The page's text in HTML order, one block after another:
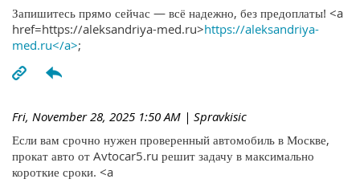
Запишитесь прямо сейчас — всё надежно, без предоплаты! <a
href=https://aleksandriya-med.ru>https://aleksandriya-
med.ru</a>;
Fri, November 28, 2025 1:50 AM | Spravkisic
Если вам срочно нужен проверенный автомобиль в Москве,
прокат авто от Avtocar5.ru решит задачу в максимально
короткие сроки. <a